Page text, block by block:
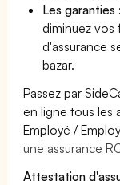
Les
diminuez vos
d'assurance
bazar.
Passez par
en ligne tous les
Employé /
une assurance
Attestation